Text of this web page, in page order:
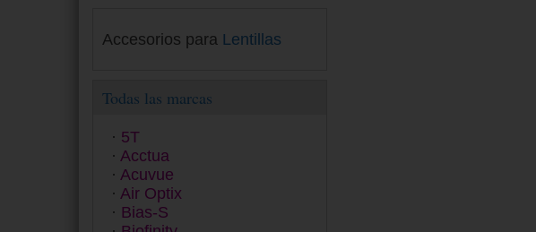
Accesorios para Lentillas
Todas las marcas
5T
Acctua
Acuvue
Air Optix
Bias-S